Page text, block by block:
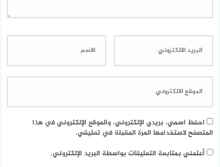
احفظ اسمي، بريدي الإلكتروني، والموقع الإلكتروني في هذا
المتصفح لاستخدامها المرة المقبلة في تعليقي.
أعلمني بمتابعة التعليقات بواسطة البريد الإلكتروني.